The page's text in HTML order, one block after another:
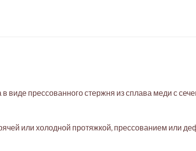
виде прессованного стержня из сплава меди с
или холодной протяжкой, прессованием или